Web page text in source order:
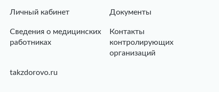
Личный кабинет Документы
Сведения о медицинских
работниках
Контакты
контролирующих
организаций
takzdorovo.ru